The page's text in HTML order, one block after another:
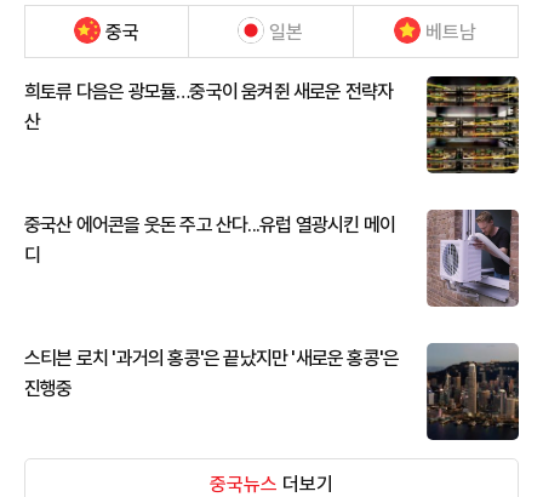
중국 일본 베트남
희토류 다음은 광모듈…중국이 움켜쥔 새로운 전략자
산
중국산 에어콘을 웃돈 주고 산다...유럽 열광시킨 메이
디
스티븐 로치 '과거의 홍콩'은 끝났지만 '새로운 홍콩'은
진행중
중국뉴스 더보기